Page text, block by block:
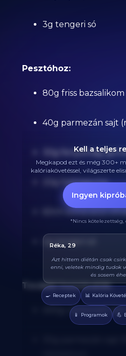
3g tengeri só
Pesztóhoz:
80g friss
40g parmezán sajt
30g fenyőmag
20g fokhagyma
60ml extra szűz
2g tengeri só
További hozzávalók:
400g csirkemell
Kell a teljes
Megkapod ezt és még 300+
kalóriakövetéssel, világszerte
Ingyen
*Nincs kötelezettség,
Balázs, 38
Végre tudom pontosan
naponta. A
össze-vissza
🍳 Receptek 📊 Kalória
📱 Programok 💪